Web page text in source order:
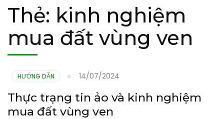
Thẻ: kinh nghiệm
mua đất vùng ven
HƯỚNG DẪN 14/07/2024
Thực trạng tin ảo và kinh nghiệm
mua đất vùng ven